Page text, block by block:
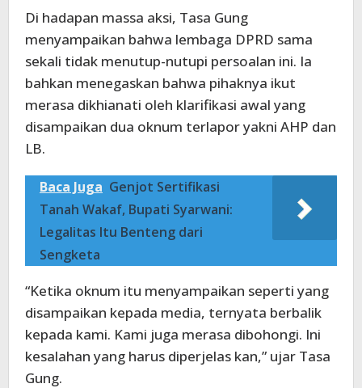
Di hadapan massa aksi, Tasa Gung
menyampaikan bahwa lembaga DPRD sama
sekali tidak menutup-nutupi persoalan ini. Ia
bahkan menegaskan bahwa pihaknya ikut
merasa dikhianati oleh klarifikasi awal yang
disampaikan dua oknum terlapor yakni AHP dan
LB.
Baca Juga Genjot Sertifikasi
Tanah Wakaf, Bupati Syarwani:
Legalitas Itu Benteng dari
Sengketa
“Ketika oknum itu menyampaikan seperti yang
disampaikan kepada media, ternyata berbalik
kepada kami. Kami juga merasa dibohongi. Ini
kesalahan yang harus diperjelas kan,” ujar Tasa
Gung.